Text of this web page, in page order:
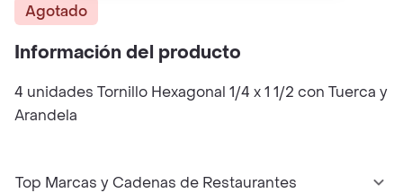
Agotado
Información del producto
4 unidades Tornillo Hexagonal 1/4 x 1 1/2 con Tuerca y
Arandela
Top Marcas y Cadenas de Restaurantes